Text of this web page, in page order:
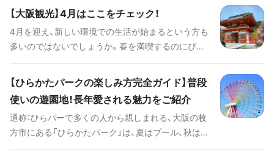
るなら、ぜひプランの参考にしてみてください。
【大阪観光】4月はここをチェック！
4月を迎え、新しい環境での生活が始まるという方も
多いのではないでしょうか。春を満喫するのにぴっ
ーツ、気分が上がる雑貨ショップをご紹介します。
【ひらかたパークの楽しみ方完全ガイド】普段
使いの遊園地！長年愛される魅力をご紹介
通称：ひらパーで多くの人から親しまれる、大阪の枚
方市にある「ひらかたパーク」は、夏はプール、秋はイ